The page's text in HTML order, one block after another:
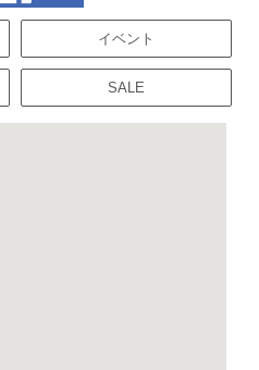
イベント
SALE